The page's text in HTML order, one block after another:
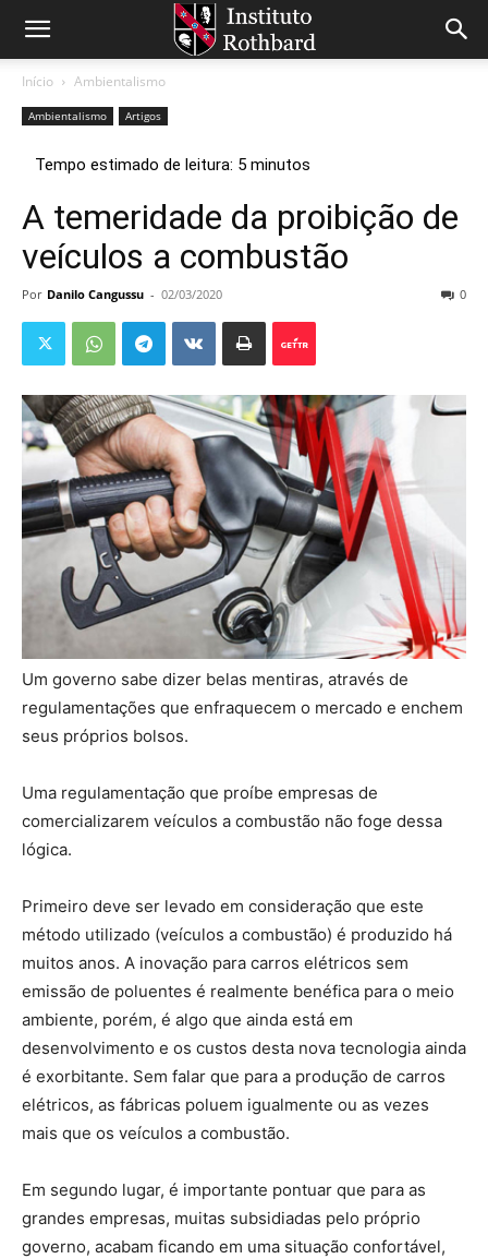
Início Ambientalismo
Ambientalismo Artigos
A temeridade da proibição de
veículos a combustão
Por Danilo Cangussu - 02/03/2020 0
Um governo sabe dizer belas mentiras, através de
regulamentações que enfraquecem o mercado e enchem
seus próprios bolsos.
Uma regulamentação que proíbe empresas de
comercializarem veículos a combustão não foge dessa
lógica.
Primeiro deve ser levado em consideração que este
método utilizado (veículos a combustão) é produzido há
muitos anos. A inovação para carros elétricos sem
emissão de poluentes é realmente benéfica para o meio
ambiente, porém, é algo que ainda está em
desenvolvimento e os custos desta nova tecnologia ainda
é exorbitante. Sem falar que para a produção de carros
elétricos, as fábricas poluem igualmente ou as vezes
mais que os veículos a combustão.
Em segundo lugar, é importante pontuar que para as
grandes empresas, muitas subsidiadas pelo próprio
governo, acabam ficando em uma situação confortável,